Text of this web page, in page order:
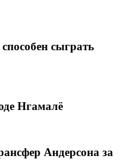
сыграть
Нгамалё
Андерсона за